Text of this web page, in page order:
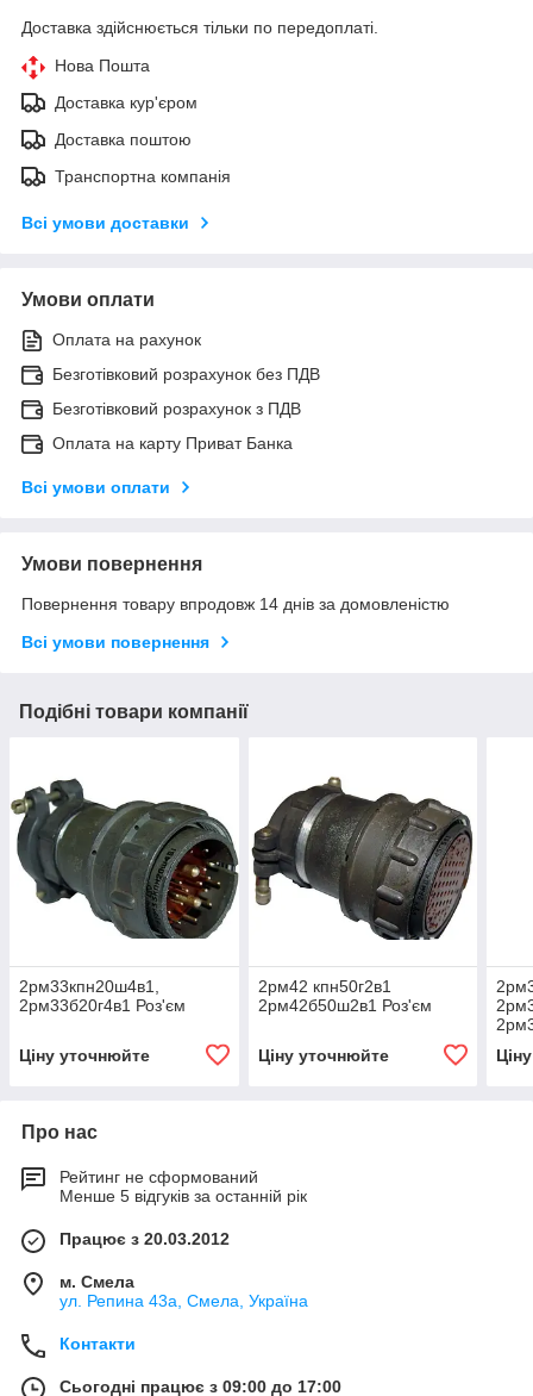
Доставка здійснюється тільки по передоплаті.
Нова Пошта
Доставка кур'єром
Доставка поштою
Транспортна компанія
Всі умови доставки
Умови оплати
Оплата на рахунок
Безготівковий розрахунок без ПДВ
Безготівковий розрахунок з ПДВ
Оплата на карту Приват Банка
Всі умови оплати
Умови повернення
Повернення товару впродовж 14 днів за домовленістю
Всі умови повернення
Подібні товари компанії
2рм33кпн20ш4в1,
2рм33б20г4в1 Роз'єм
Ціну уточнюйте
2рм42 кпн50г2в1
2рм42б50ш2в1 Роз'єм
Ціну уточнюйте
Про нас
Рейтинг не сформований
Менше 5 відгуків за останній рік
Працює з 20.03.2012
м. Смела
ул. Репина 43а, Смела, Україна
Контакти
Сьогодні працює з 09:00 до 17:00